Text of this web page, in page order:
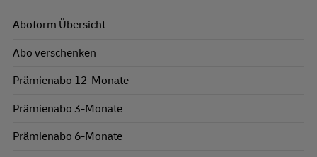
Aboform Übersicht
Abo verschenken
Prämienabo 12-Monate
Prämienabo 3-Monate
Prämienabo 6-Monate